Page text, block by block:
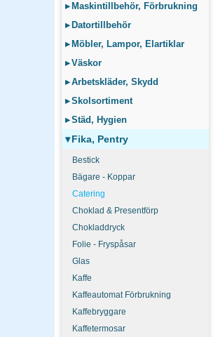
▸ Maskintillbehör, Förbrukning
▸ Datortillbehör
▸ Möbler, Lampor, Elartiklar
▸Väskor
▸Arbetskläder, Skydd
▸Skolsortiment
▸Städ, Hygien
▾Fika, Pentry
Bestick
Bägare - Koppar
Catering
Choklad & Presentförp
Chokladdryck
Folie - Fryspåsar
Glas
Kaffe
Kaffeautomat Förbrukning
Kaffebryggare
Kaffetermosar
1-2 dagar